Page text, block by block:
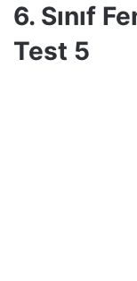
6. Sınıf
Test 5